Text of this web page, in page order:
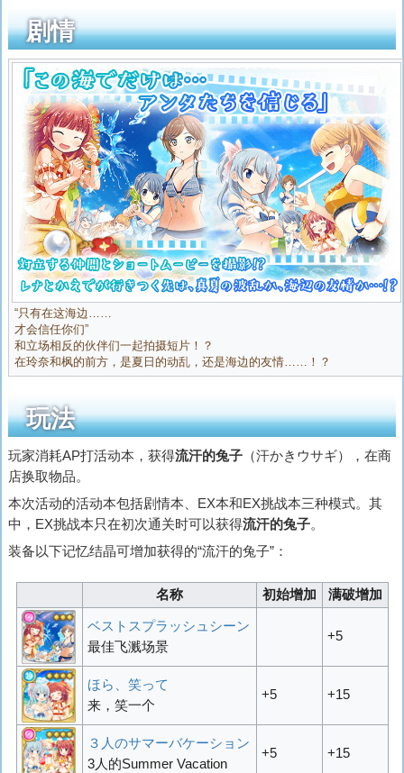
剧情
“只有在这海边……
才会信任你们”
和立场相反的伙伴们一起拍摄短片！？
在玲奈和枫的前方，是夏日的动乱，还是海边的友情……！？
玩法
玩家消耗AP打活动本，获得流汗的兔子（汗かきウサギ），在商
店换取物品。
本次活动的活动本包括剧情本、EX本和EX挑战本三种模式。其
中，EX挑战本只在初次通关时可以获得流汗的兔子。
装备以下记忆结晶可增加获得的“流汗的兔子”：
名称 初始增加 满破增加
ベストスプラッシュシーン
最佳飞溅场景
+5
ほら、笑って
来，笑一个
+5 +15
３人のサマーバケーション
3人的Summer Vacation
+5 +15